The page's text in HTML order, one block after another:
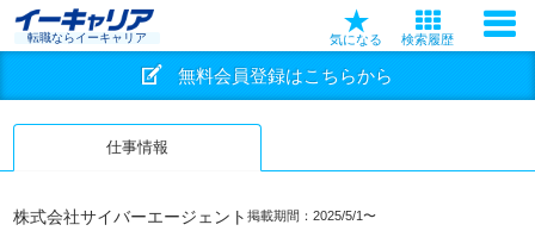
転職ならイーキャリア 気になる 検索履歴
無料会員登録はこちらから
仕事情報
株式会社サイバーエージェント 掲載期間：2025/5/1〜